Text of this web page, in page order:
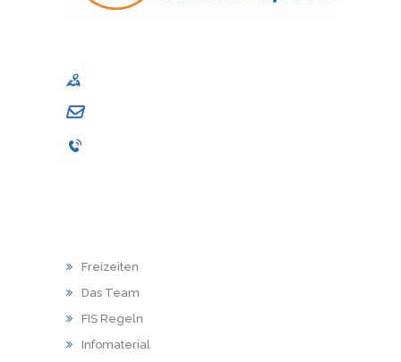
Freizeiten
Das Team
FIS Regeln
Infomaterial